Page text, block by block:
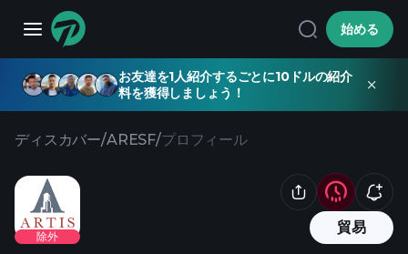
始める
お友達を1人紹介するごとに10ドルの紹介
料を獲得しましょう！
ディスカバー/ARESF/プロフィール
除外
貿易